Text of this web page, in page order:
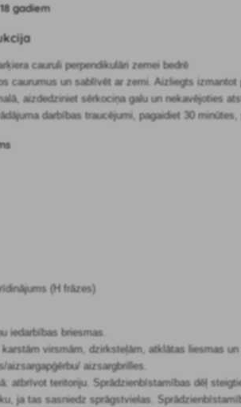
gadiem
cauruli perpendikulāri zemei bedrē
caurumus un sablīvēt ar zemi. Aizliegts
aizdedziniet sērkociņa galu un nekavējoties
darbības traucējumi, pagaidiet 30
(H frāzes)
iedarbības briesmas.
virsmām, dzirksteļām, atklātas liesmas
aizsargapģērbu/ aizsargbrilles.
atbrīvot teritoriju. Sprādzienbīstamības dēļ
ja tas sasniedz sprāgstvielas.